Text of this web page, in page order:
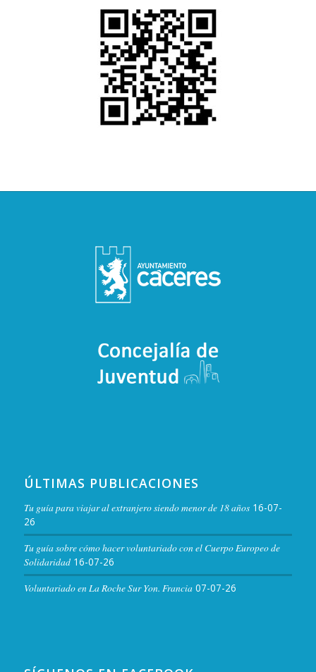
ÚLTIMAS PUBLICACIONES
Tu guía para viajar al extranjero siendo menor de 18 años 16-07-
26
Tu guía sobre cómo hacer voluntariado con el Cuerpo Europeo de
Solidaridad 16-07-26
Voluntariado en La Roche Sur Yon. Francia 07-07-26